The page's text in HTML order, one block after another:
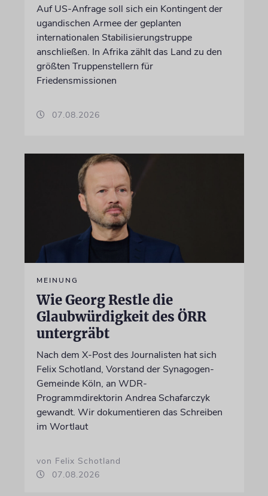
Auf US-Anfrage soll sich ein Kontingent der
ugandischen Armee der geplanten
internationalen Stabilisierungstruppe
anschließen. In Afrika zählt das Land zu den
größten Truppenstellern für
Friedensmissionen
07.08.2026
MEINUNG
Wie Georg Restle die
Glaubwürdigkeit des ÖRR
untergräbt
Nach dem X-Post des Journalisten hat sich
Felix Schotland, Vorstand der Synagogen-
Gemeinde Köln, an WDR-
Programmdirektorin Andrea Schafarczyk
gewandt. Wir dokumentieren das Schreiben
im Wortlaut
von Felix Schotland
07.08.2026